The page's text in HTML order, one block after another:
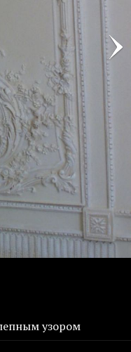
узором